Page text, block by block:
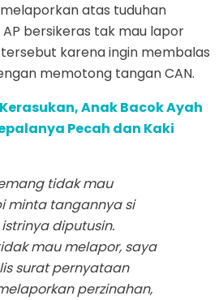
melaporkan atas tuduhan
bersikeras tak mau lapor
karena ingin membalas
memotong tangan CAN.
Anak Bacok Ayah
Pecah dan Kaki
tidak mau
minta tangannya si
diputusin.
mau melapor, saya
surat pernyataan
perzinahan,